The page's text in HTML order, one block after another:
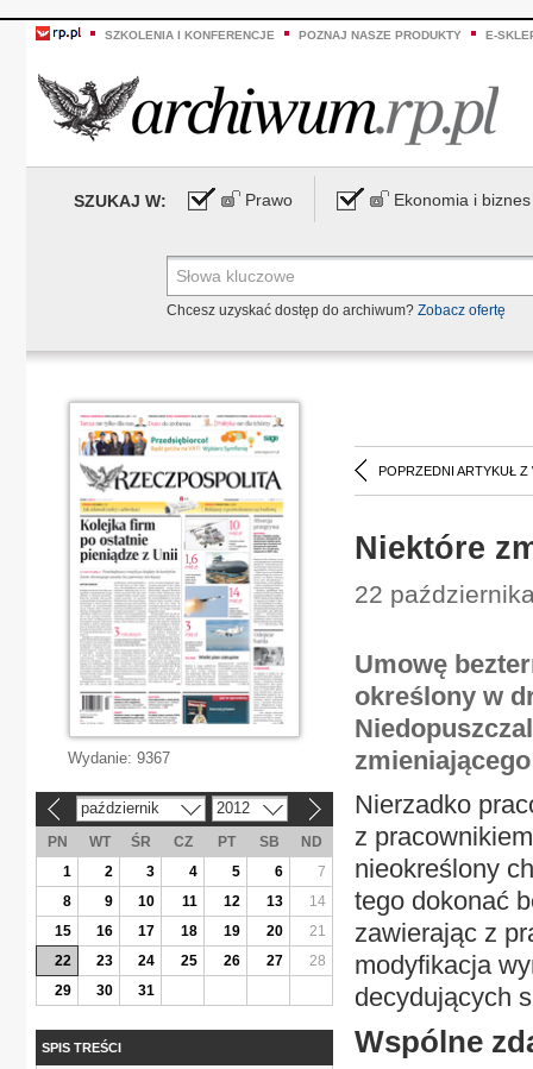
SZKOLENIA I KONFERENCJE POZNAJ NASZE PRODUKTY E-
SZUKAJ W: Prawo Ekonomia i biznes
Chcesz uzyskać dostęp do archiwum? Zobacz ofertę
POPRZEDNI ARTYKUŁ Z
Niektóre
22
Umowę
określony w
Nierzadko
z
nieokreślony
tego dokonać
zawierając z
modyfikacja
decydujących
Wspólne
Wydanie: 9367
październik 2012
PN WT ŚR CZ PT SB
ND
1
2 3 4 5 6
7
8
9 10 11 12 13
14
15
16 17 18 19 20
21
22
23 24 25 26 27
28
29
30 31
SPIS TREŚCI